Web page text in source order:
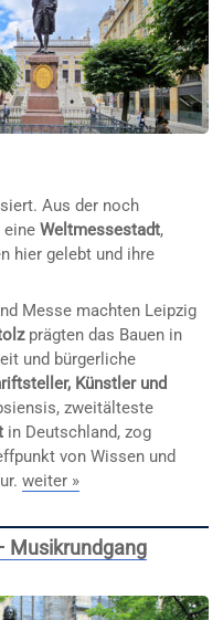
Aus der noch
eine Weltmessestadt,
hier gelebt und ihre
Messe machten Leipzig
prägten das Bauen in
und bürgerliche
Künstler und
zweitälteste
in Deutschland, zog
von Wissen und
weiter »
Musikrundgang